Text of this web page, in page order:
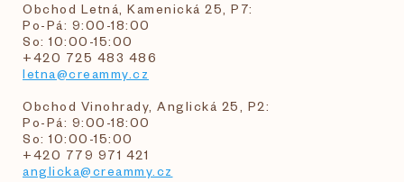
Obchod Letná, Kamenická 25, P7:
Po-Pá: 9:00-18:00
So: 10:00-15:00
+420 725 483 486
letna@creammy.cz
Obchod Vinohrady, Anglická 25, P2:
Po-Pá: 9:00-18:00
So: 10:00-15:00
+420 779 971 421
anglicka@creammy.cz